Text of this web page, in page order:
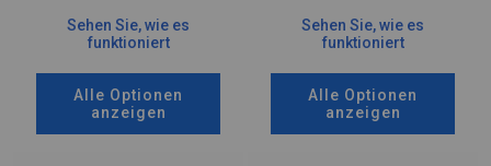
Sehen Sie, wie es
funktioniert
Alle Optionen
anzeigen
Sehen Sie, wie es
funktioniert
Alle Optionen
anzeigen